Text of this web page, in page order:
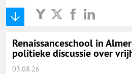
Renaissanceschool in
politieke discussie over
03.08.26